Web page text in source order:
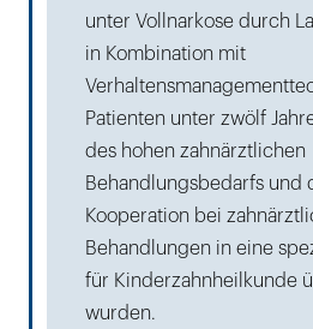
unter Vollnarkose durch
in Kombination mit
Patienten unter zwölf
des hohen zahnärztlichen
Behandlungsbedarfs und
Kooperation bei
Behandlungen in eine
für Kinderzahnheilkunde
wurden.